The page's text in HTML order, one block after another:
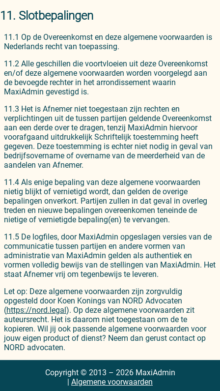
11. Slotbepalingen
11.1 Op de Overeenkomst en deze algemene voorwaarden is
Nederlands recht van toepassing.
11.2 Alle geschillen die voortvloeien uit deze Overeenkomst
en/of deze algemene voorwaarden worden voorgelegd aan
de bevoegde rechter in het arrondissement waarin
MaxiAdmin gevestigd is.
11.3 Het is Afnemer niet toegestaan zijn rechten en
verplichtingen uit de tussen partijen geldende Overeenkomst
aan een derde over te dragen, tenzij MaxiAdmin hiervoor
voorafgaand uitdrukkelijk Schriftelijk toestemming heeft
gegeven. Deze toestemming is echter niet nodig in geval van
bedrijfsovername of overname van de meerderheid van de
aandelen van Afnemer.
11.4 Als enige bepaling van deze algemene voorwaarden
nietig blijkt of vernietigd wordt, dan gelden de overige
bepalingen onverkort. Partijen zullen in dat geval in overleg
treden en nieuwe bepalingen overeenkomen teneinde de
nietige of vernietigde bepaling(en) te vervangen.
11.5 De logfiles, door MaxiAdmin opgeslagen versies van de
communicatie tussen partijen en andere vormen van
administratie van MaxiAdmin gelden als authentiek en
vormen volledig bewijs van de stellingen van MaxiAdmin. Het
staat Afnemer vrij om tegenbewijs te leveren.
Let op: Deze algemene voorwaarden zijn zorgvuldig
opgesteld door Koen Konings van NORD Advocaten
(https://nord.legal ). Op deze algemene voorwaarden zit
auteursrecht. Het is daarom niet toegestaan om de te
kopieren. Wil jij ook passende algemene voorwaarden voor
jouw eigen product of dienst? Neem dan gerust contact op
NORD advocaten.
Copyright © 2013 – 2026 MaxiAdmin
| Algemene voorwaarden